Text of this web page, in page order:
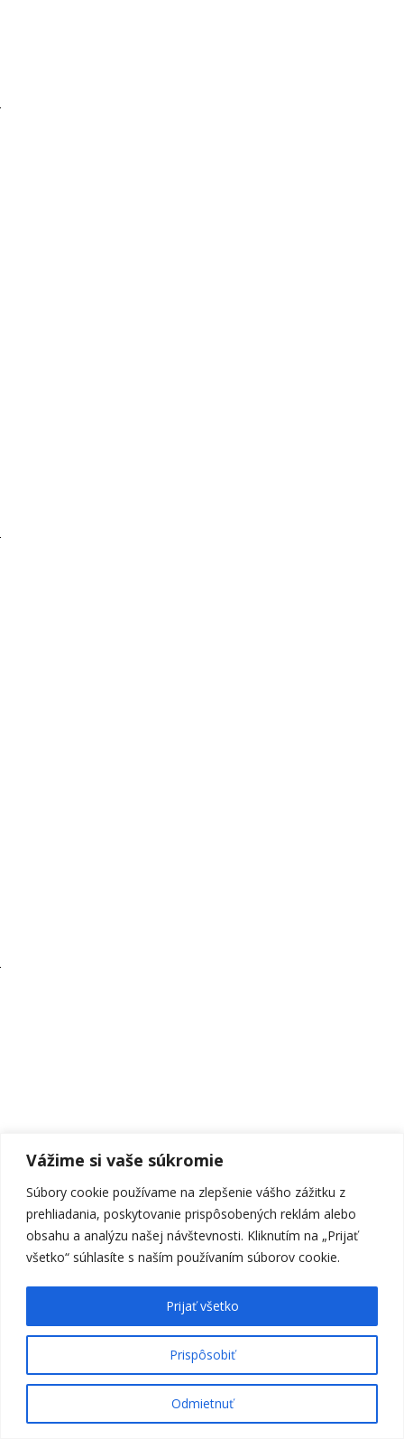
Vážime si vaše súkromie
Súbory cookie používame na zlepšenie vášho zážitku z
prehliadania, poskytovanie prispôsobených reklám alebo
obsahu a analýzu našej návštevnosti. Kliknutím na „Prijať
všetko“ súhlasíte s naším používaním súborov cookie.
Prispôsobiť
Odmietnuť
Prijať všetko